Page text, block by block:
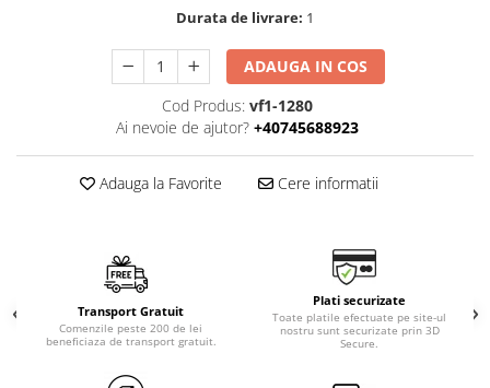
Durata de livrare: 1
ADAUGA IN COS
Cod Produs: vf1-1280
Ai nevoie de ajutor? +40745688923
Adauga la Favorite Cere informatii
Transport Gratuit
Comenzile peste 200 de lei
beneficiaza de transport gratuit.
Plati securizate
Toate platile efectuate pe site-ul
nostru sunt securizate prin 3D
Secure.